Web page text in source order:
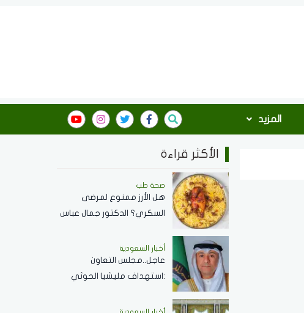
المزيد
الأكثر قراءة
صحة طب
هل الأرز ممنوع لمرضى
السكري؟ الدكتور جمال عباس
يجيب
أخبار السعودية
عاجل..مجلس التعاون
:استهداف مليشيا الحوثي
..ونؤيد إجراءات المملكة